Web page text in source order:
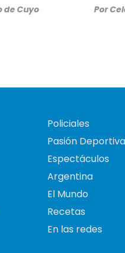
de Cuyo Por
Policiales
Pasión Deportiva
Espectáculos
Argentina
El Mundo
Recetas
En las redes